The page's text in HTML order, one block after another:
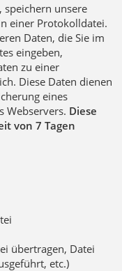
speichern unsere
einer Protokolldatei.
Daten, die Sie im
eingeben,
zu einer
Diese Daten dienen
eines
Webservers. Diese
von 7 Tagen
übertragen, Datei
etc.)